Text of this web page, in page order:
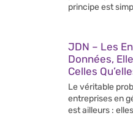
principe est
JDN – Les
Données,
Celles
Le véritable
entreprises en
est ailleurs :